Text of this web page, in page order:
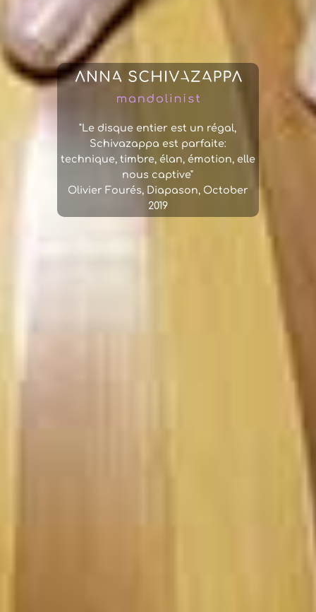
"Le disque entier est un régal,
Schivazappa est parfaite:
technique, timbre, élan, émotion, elle
nous captive"
Olivier Fourés, Diapason, October
2019